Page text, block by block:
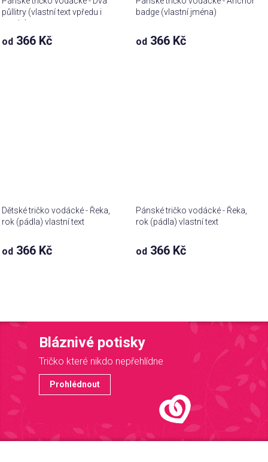
půllitry (vlastní text vpředu i
vzadu)
od 366 Kč
badge (vlastní jména)
od 366 Kč
Dětské tričko vodácké - Řeka,
rok (pádla) vlastní text
od 366 Kč
Pánské tričko vodácké - Řeka,
rok (pádla) vlastní text
od 366 Kč
Bláznivé potisky
Tričko které nikdo nepřehlídne
Prohlédnout